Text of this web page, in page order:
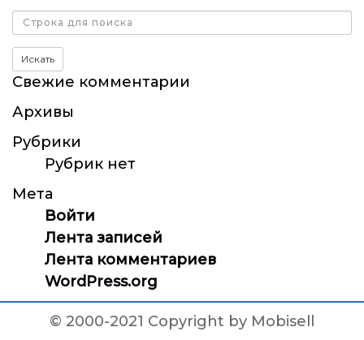
Поиск
Искать
Свежие комментарии
Архивы
Рубрики
Рубрик нет
Мета
Войти
Лента записей
Лента комментариев
WordPress.org
© 2000-2021 Copyright by Mobisell